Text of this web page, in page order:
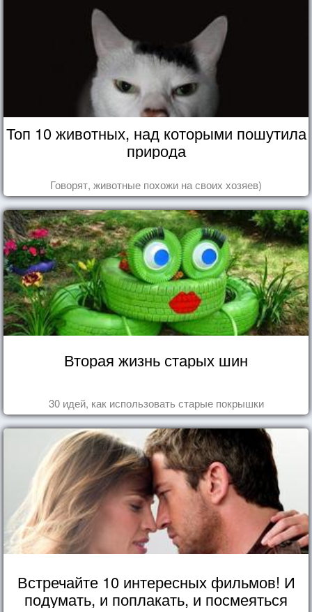
Топ 10 животных, над которыми пошутила
природа
Говорят, животные похожи на своих хозяев)
Вторая жизнь старых шин
30 идей, как использовать старые покрышки
Встречайте 10 интересных фильмов! И
подумать, и поплакать, и посмеяться